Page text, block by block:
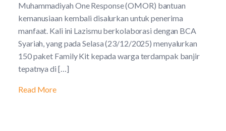
Muhammadiyah One Response (OMOR) bantuan
kemanusiaan kembali disalurkan untuk penerima
manfaat. Kali ini Lazismu berkolaborasi dengan BCA
Syariah, yang pada Selasa (23/12/2025) menyalurkan
150 paket Family Kit kepada warga terdampak banjir
tepatnya di […]
Read More